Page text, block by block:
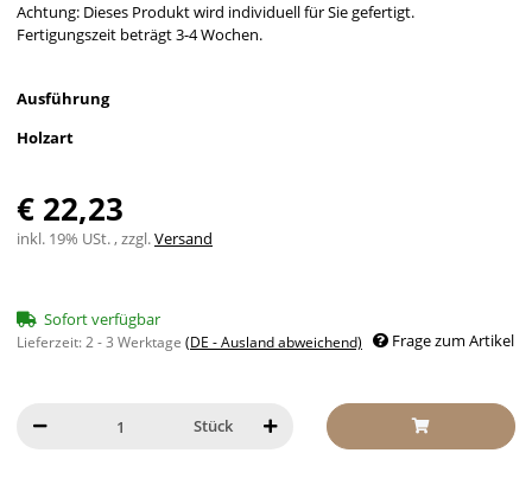
Achtung: Dieses Produkt wird individuell für Sie gefertigt.
Fertigungszeit beträgt 3-4 Wochen.
Ausführung
Holzart
€ 22,23
inkl. 19% USt. , zzgl.Versand
Sofort verfügbar
Lieferzeit:2 - 3 Werktage (DE - Ausland abweichend) Frage zum Artikel
Stück